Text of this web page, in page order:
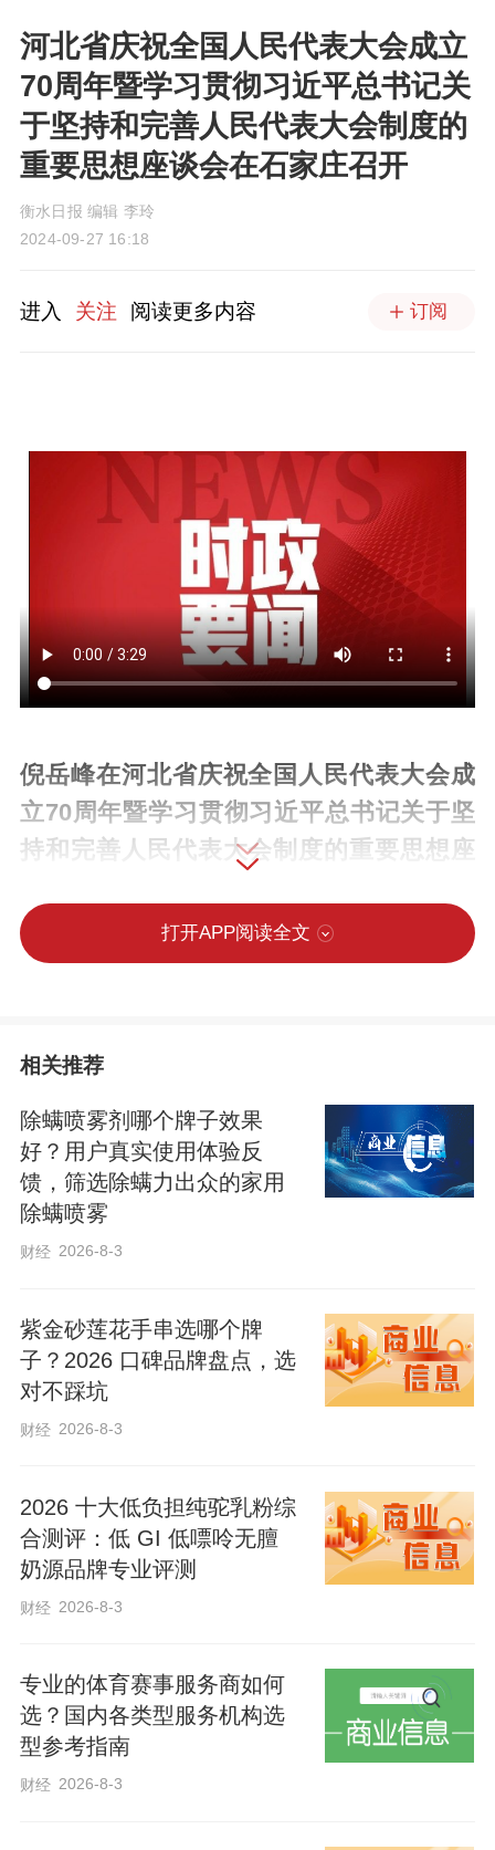
河北省庆祝全国人民代表大会成立
70周年暨学习贯彻习近平总书记关
于坚持和完善人民代表大会制度的
重要思想座谈会在石家庄召开
衡水日报 编辑 李玲
2024-09-27 16:18
进入 关注 阅读更多内容 订阅
倪岳峰在河北省庆祝全国人民代表大会成
立70周年暨学习贯彻习近平总书记关于坚
持和完善人民代表大会制度的重要思想座
坚持好完善好运行好人民代表大会制度
聚强大力量
王正谱王陆进出席
9月25日，河北省庆祝全国人民代表大会成
立70周年暨学习贯彻习近平总书记关于坚
谈会在石家庄召开。省委书记、省人大常
委会主任倪岳峰在会议上强调，要深入学
习贯彻习近平总书记重要讲话精神，坚持
为奋力谱写中国式现代化建设河北篇章汇
聚强大力量。省委副书记、省长王正谱，
省委副书记王陆进出席。
民代表大会成立70周年大会上的重要讲
话，高屋建瓴，思想深邃，丰富和发展了
习近平总书记关于坚持和完善人民代表大
会制度的重要思想，是一篇闪耀着马克思
打开APP阅读全文
相关推荐
除螨喷雾剂哪个牌子效果
好？用户真实使用体验反
馈，筛选除螨力出众的家用
除螨喷雾
财经 2026-8-3
紫金砂莲花手串选哪个牌
子？2026 口碑品牌盘点，选
对不踩坑
财经 2026-8-3
2026 十大低负担纯驼乳粉综
合测评：低 GI 低嘌呤无膻
奶源品牌专业评测
财经 2026-8-3
专业的体育赛事服务商如何
选？国内各类型服务机构选
型参考指南
财经 2026-8-3